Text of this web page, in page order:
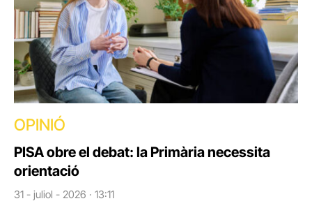
OPINIÓ
PISA obre el debat: la Primària necessita
orientació
31 - juliol - 2026 · 13:11